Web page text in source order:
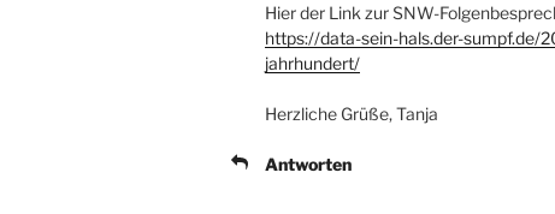
Hier der Link zur SNW-
https://data-sein-hals.der-
jahrhundert/
Herzliche Grüße, Tanja
Antworten